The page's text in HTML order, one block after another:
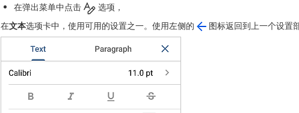
在弹出菜单中点击
选项，
在文本选项卡中，使用可用的设置之一。使用左侧的 图标返回到上一个设置